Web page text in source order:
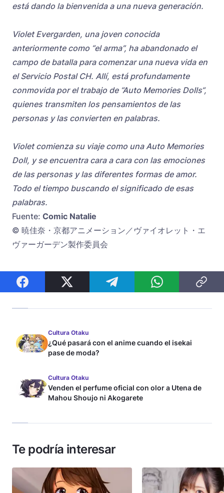
está dando la bienvenida a una nueva generación.
Violet Evergarden, una joven conocida
anteriormente como “el arma”, ha abandonado el
campo de batalla para comenzar una nueva vida en
el Servicio Postal CH. Allí, está profundamente
conmovida por el trabajo de “Auto Memories Dolls“,
quienes transmiten los pensamientos de las
personas y las convierten en palabras.
Violet comienza su viaje como una Auto Memories
Doll, y se encuentra cara a cara con las emociones
de las personas y las diferentes formas de amor.
Todo el tiempo buscando el significado de esas
palabras.
Fuente: Comic Natalie
© 暁佳奈・京都アニメーション／ヴァイオレット・エ
ヴァーガーデン製作委員会
Cultura Otaku
¿Qué pasará con el anime cuando el isekai
pase de moda?
Cultura Otaku
Venden el perfume oficial con olor a Utena de
Mahou Shoujo ni Akogarete
Te podría interesar